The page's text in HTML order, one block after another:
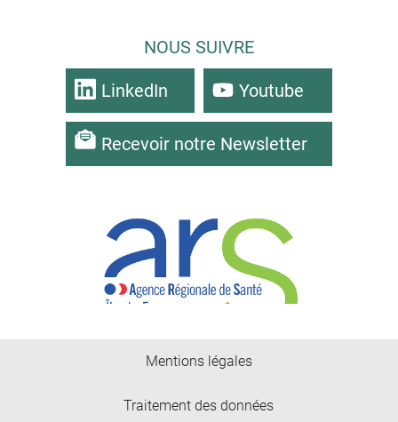
NOUS SUIVRE
LinkedIn Youtube
Recevoir notre Newsletter
Mentions légales
Traitement des données